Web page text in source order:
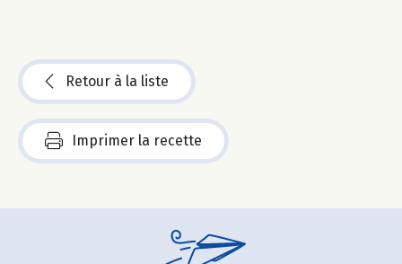
Retour à la liste
Imprimer la recette